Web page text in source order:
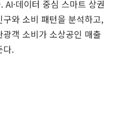
데이터 중심 스마트 상권
와 소비 패턴을 분석하고,
객 소비가 소상공인 매출
다.